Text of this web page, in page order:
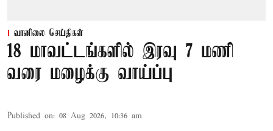
வானிலை செய்திகள்
18 மாவட்டங்களில் இரவு 7 மணி
வரை மழைக்கு வாய்ப்பு
Published on: 08 Aug 2026, 10:36 am